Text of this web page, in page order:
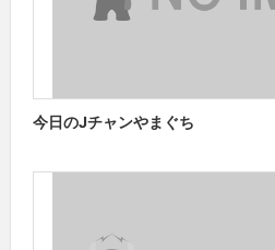
今日のJチャンやまぐち